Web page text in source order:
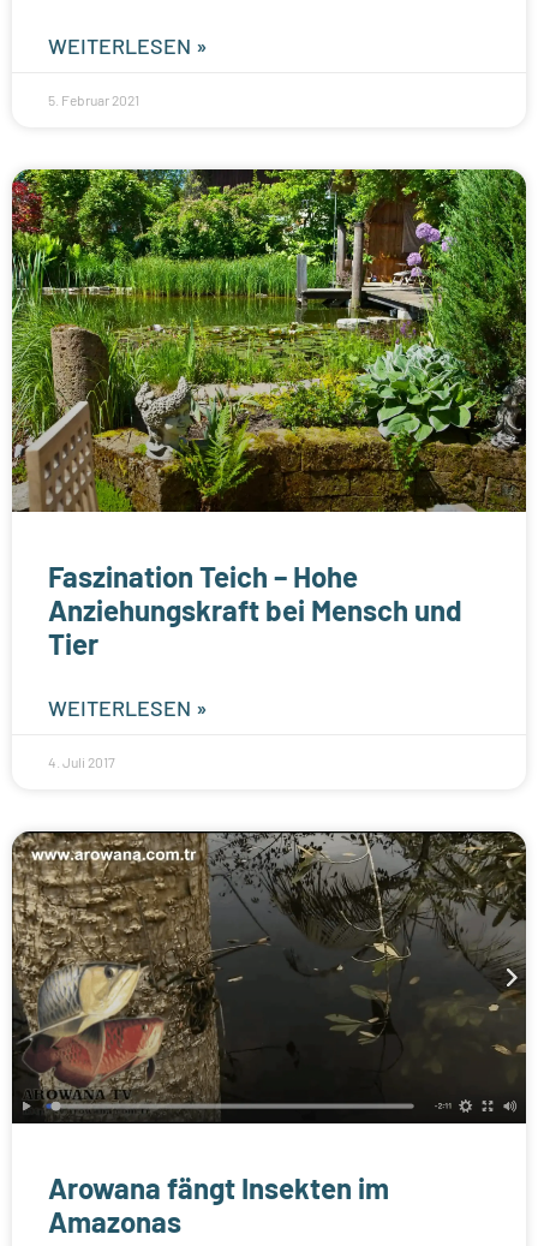
WEITERLESEN »
5. Februar 2021
Faszination Teich – Hohe
Anziehungskraft bei Mensch und
Tier
WEITERLESEN »
4. Juli 2017
Arowana fängt Insekten im
Amazonas